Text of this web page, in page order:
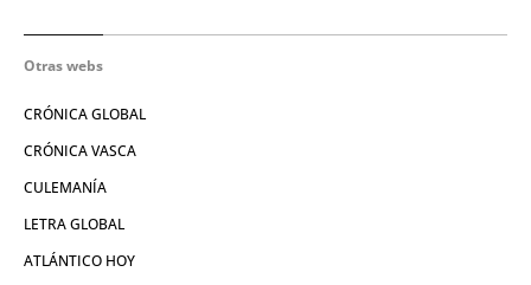
Otras webs
CRÓNICA GLOBAL
CRÓNICA VASCA
CULEMANÍA
LETRA GLOBAL
ATLÁNTICO HOY